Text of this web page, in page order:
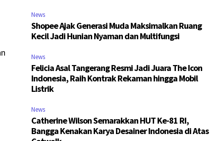
News
Shopee Ajak Generasi Muda Maksimalkan Ruang
Kecil Jadi Hunian Nyaman dan Multifungsi
News
Felicia Asal Tangerang Resmi Jadi Juara The Icon
Indonesia, Raih Kontrak Rekaman hingga Mobil
Listrik
News
Catherine Wilson Semarakkan HUT Ke-81 RI,
Bangga Kenakan Karya Desainer Indonesia di Atas